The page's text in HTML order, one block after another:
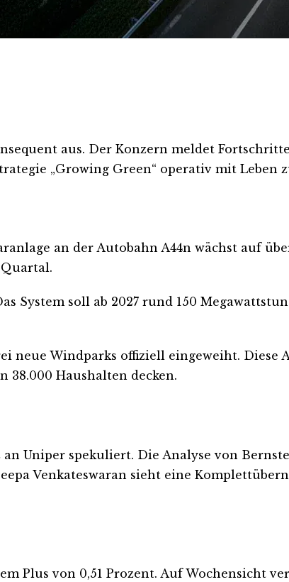
aus. Der Konzern meldet
„Growing Green“ operativ mit Leben
an der Autobahn A44n wächst auf
System soll ab 2027 rund 150
neue Windparks offiziell eingeweiht. Diese
38.000 Haushalten decken.
Uniper spekuliert. Die Analyse von
Venkateswaran sieht eine
Plus von 0,51 Prozent. Auf Wochensicht